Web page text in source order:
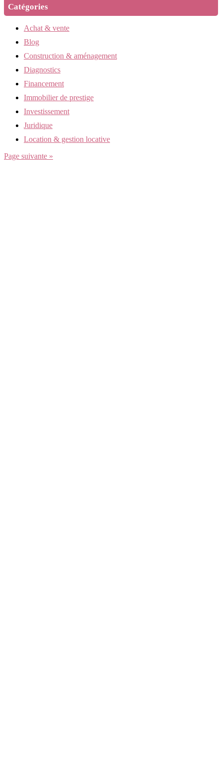
Catégories
Achat & vente
Blog
Construction & aménagement
Diagnostics
Financement
Immobilier de prestige
Investissement
Juridique
Location & gestion locative
Page suivante »